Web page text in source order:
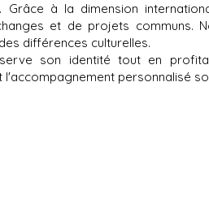
Grâce à la dimension
et de projets communs.
différences culturelles.
son identité tout en
personnalisé